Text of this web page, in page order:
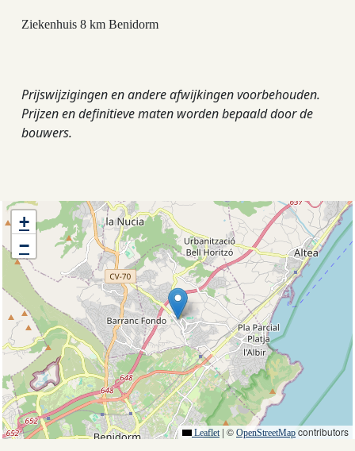
Ziekenhuis 8 km Benidorm
Prijswijzigingen en andere afwijkingen voorbehouden.
Prijzen en definitieve maten worden bepaald door de
bouwers.
+
−
Leaflet | © OpenStreetMap contributors